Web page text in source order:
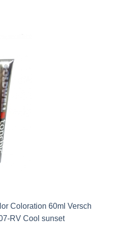
Coloration 60ml Versch
RV Cool sunset